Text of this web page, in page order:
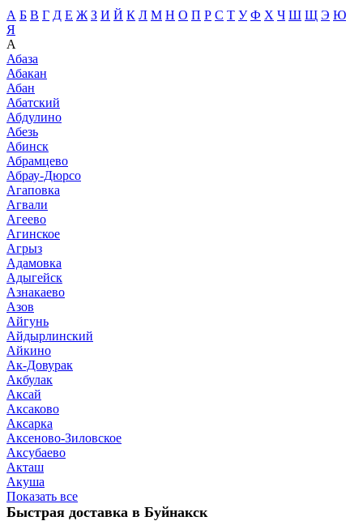
А Б В Г Д Е Ж З И Й К Л М Н О П Р С Т У Ф Х Ч Ш Щ Э Ю
Я
А
Абаза
Абакан
Абан
Абатский
Абдулино
Абезь
Абинск
Абрамцево
Абрау-Дюрсо
Агаповка
Агвали
Агеево
Агинское
Агрыз
Адамовка
Адыгейск
Азнакаево
Азов
Айгунь
Айдырлинский
Айкино
Ак-Довурак
Акбулак
Аксай
Аксаково
Аксарка
Аксеново-Зиловское
Аксубаево
Акташ
Акуша
Показать все
Быстрая доставка в Буйнакск